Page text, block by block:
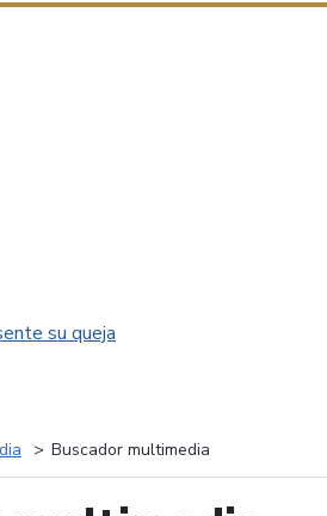
su queja
Buscador multimedia